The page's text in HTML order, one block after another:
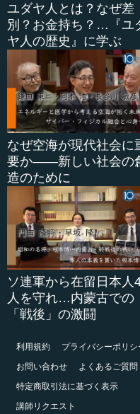
ユダヤ人とは？なぜ差
別？お金持ち？…『ユ
ヤ人の歴史』に学ぶ
なぜ空海が現代社会に
要か――新しい社会の
造のために
ソ連軍から在留日本人
人を守れ…内蒙古での
「戦後」の激闘
利用規約
プライバシーポリシ
お問い合わせ
よくあるご質問
特定商取引法に基づく表示
講師リクエスト